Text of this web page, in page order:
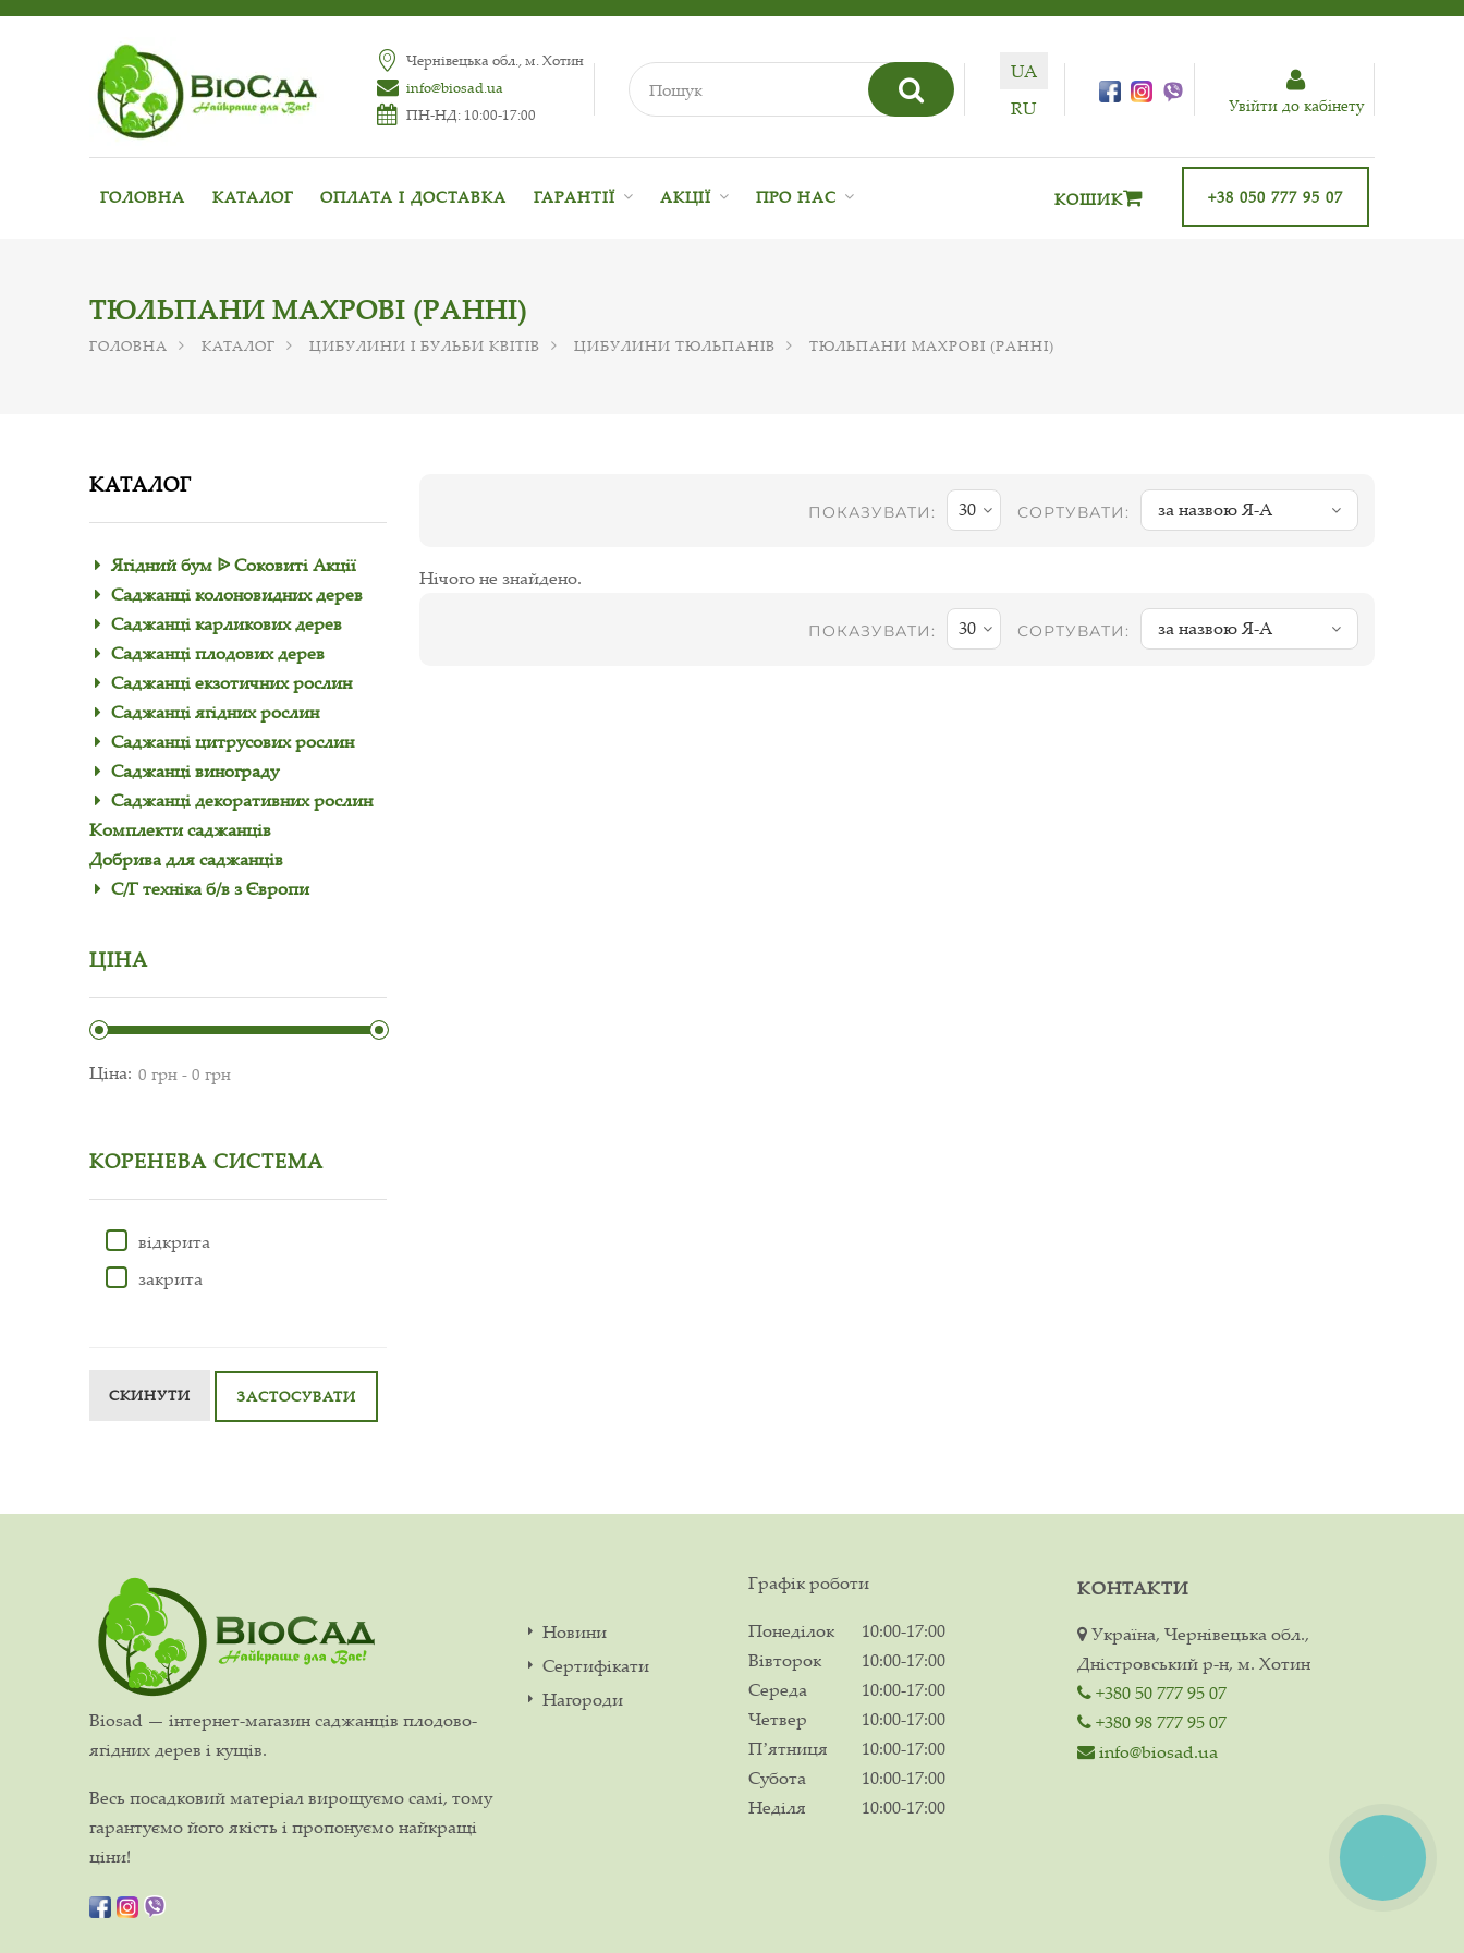
Чернівецька обл., м. Хотин
info@biosad.ua
ПН-НД: 10:00-17:00
UA
RU
Увiйти до кабiнету
ГОЛОВНА КАТАЛОГ ОПЛАТА І ДОСТАВКА ГАРАНТІЇ АКЦІЇ ПРО НАС +38 050 777 95 07
КОШИК
ТЮЛЬПАНИ МАХРОВІ (РАННІ)
ГОЛОВНА КАТАЛОГ ЦИБУЛИНИ І БУЛЬБИ КВІТІВ ЦИБУЛИНИ ТЮЛЬПАНІВ ТЮЛЬПАНИ МАХРОВІ (РАННІ)
КАТАЛОГ
Ягідний бум ᐉ Соковиті Акції
Саджанці колоновидних дерев
Саджанці карликових дерев
Саджанці плодових дерев
Саджанці екзотичних рослин
Саджанці ягідних рослин
Саджанці цитрусових рослин
Саджанці винограду
Саджанці декоративних рослин
Комплекти саджанців
Добрива для саджанців
С/Г техніка б/в з Європи
ЦІНА
Ціна:
КОРЕНЕВА СИСТЕМА
відкрита
закрита
СКИНУТИ ЗАСТОСУВАТИ
ПОКАЗУВАТИ: 30 СОРТУВАТИ: за назвою Я-А
Нічого не знайдено.
ПОКАЗУВАТИ: 30 СОРТУВАТИ: за назвою Я-А
Biosad — інтернет-магазин саджанців плодово-
ягідних дерев і кущів.
Весь посадковий матеріал вирощуємо самі, тому
гарантуємо його якість і пропонуємо найкращі
ціни!
Новини
Сертифікати
Нагороди
Графік роботи
Понеділок
10:00-17:00
Вівторок
10:00-17:00
Середа
10:00-17:00
Четвер
10:00-17:00
Пʼятниця
10:00-17:00
Субота
10:00-17:00
Неділя
10:00-17:00
КОНТАКТИ
Україна, Чернівецька обл.,
Дністровський р-н, м. Хотин
+380 50 777 95 07
+380 98 777 95 07
info@biosad.ua